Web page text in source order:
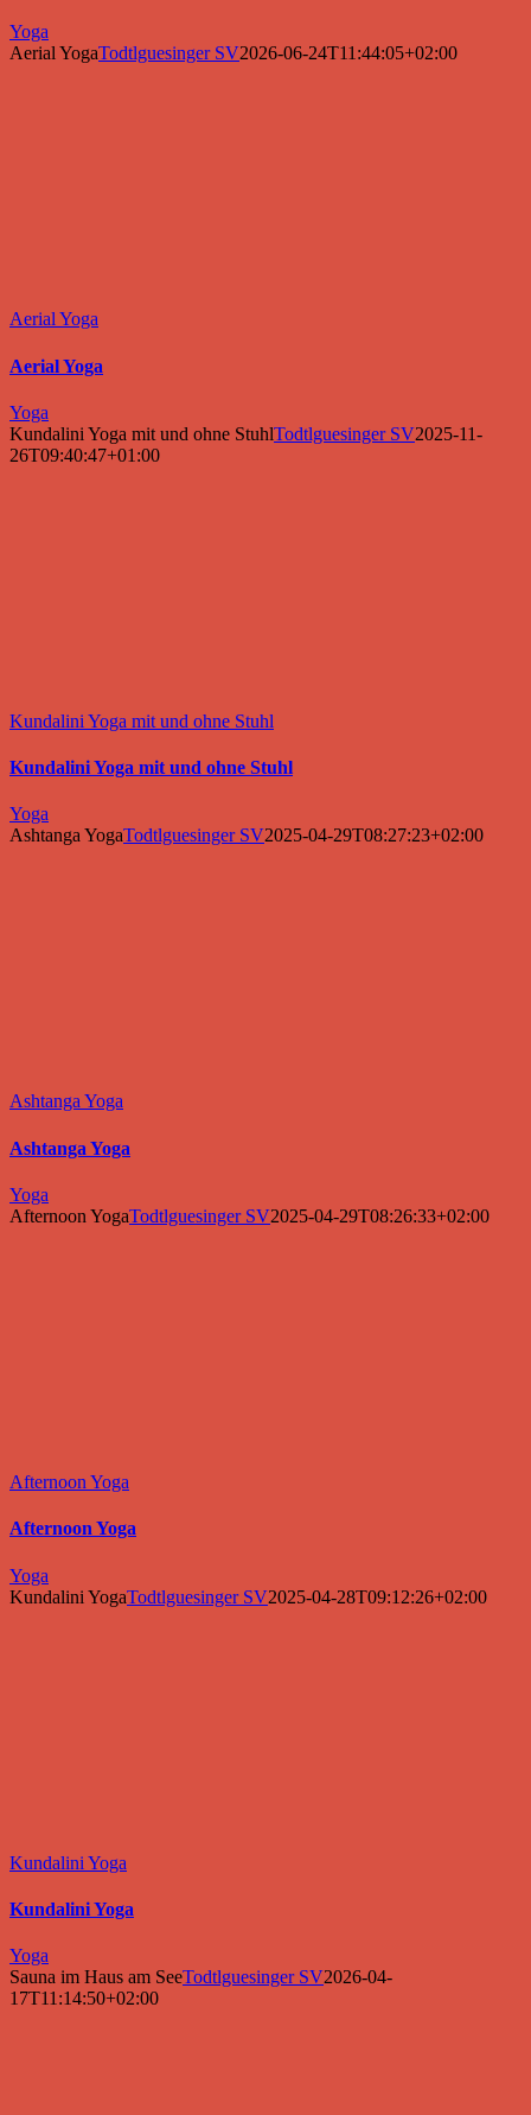
Yoga
Aerial YogaTodtlguesinger SV2026-06-24T11:44:05+02:00
Aerial Yoga
Aerial Yoga
Yoga
Kundalini Yoga mit und ohne StuhlTodtlguesinger SV2025-11-
26T09:40:47+01:00
Kundalini Yoga mit und ohne Stuhl
Kundalini Yoga mit und ohne Stuhl
Yoga
Ashtanga YogaTodtlguesinger SV2025-04-29T08:27:23+02:00
Ashtanga Yoga
Ashtanga Yoga
Yoga
Afternoon YogaTodtlguesinger SV2025-04-29T08:26:33+02:00
Afternoon Yoga
Afternoon Yoga
Yoga
Kundalini YogaTodtlguesinger SV2025-04-28T09:12:26+02:00
Kundalini Yoga
Kundalini Yoga
Yoga
Sauna im Haus am SeeTodtlguesinger SV2026-04-
17T11:14:50+02:00